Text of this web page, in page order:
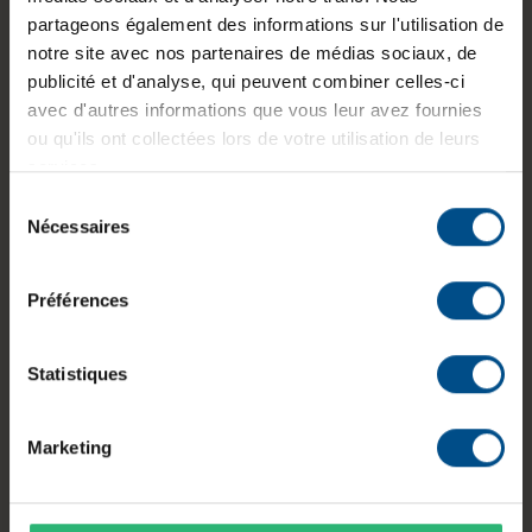
partageons également des informations sur l'utilisation de
notre site avec nos partenaires de médias sociaux, de
publicité et d'analyse, qui peuvent combiner celles-ci
avec d'autres informations que vous leur avez fournies
ou qu'ils ont collectées lors de votre utilisation de leurs
services.
Nécessaires
Préférences
Statistiques
Marketing
Informations sur le produit
Le Lenovo ThinkPad T480 est un ordinateur
portable reconditionné conçu pour un usage
Core i5, de 8 Go de mémoire DDR4 et d’un SSD
de 250 Go. Son écran 14 pouces antireflet et sa
large connectique, incluant USB‑C, USB 3.1,
HDMI et lecteur de carte, assurent une utilisation
Poids :